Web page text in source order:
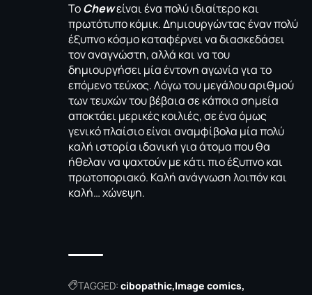
ΤοChewείναι ένα πολύ ιδιαίτερο και
πρωτότυπο κόμικ. Δημιουργώντας έναν πολύ
έξυπνο κόσμο καταφέρνει να διασκεδάσει
τον αναγνώστη, αλλά και να του
δημιουργήσει μία έντονη αγωνία για το
επόμενο τεύχος. Λόγω του μεγάλου αριθμού
των τευχών του βέβαια σε κάποια σημεία
αποκτάει μερικές κοιλιές, σε ένα όμως
γενικό πλαίσιο είναι αναμφίβολα μία πολύ
καλή ιστορία ιδανική για άτομα που θα
ήθελαν να ψαχτούν με κάτι πιο έξυπνο και
πρωτοποριακό. Καλή ανάγνωση λοιπόν και
καλή… χώνεψη.
TAGGED: cibopathic Image comics